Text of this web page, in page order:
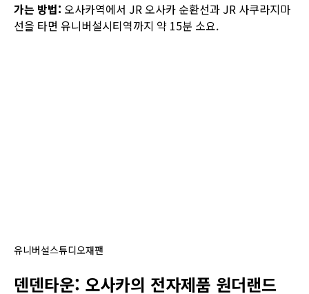
가는 방법: 오사카역에서 JR 오사카 순환선과 JR 사쿠라지마
선을 타면 유니버설시티역까지 약 15분 소요.
유니버설스튜디오재팬
덴덴타운: 오사카의 전자제품 원더랜드